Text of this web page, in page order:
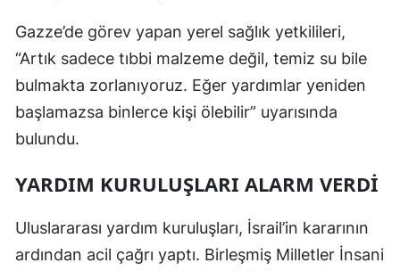
Ardahan
Iğdır
Yalova
Kilis
Düzce
Gazze’de görev yapan yerel sağlık yetkilileri,
“Artık sadece tıbbi malzeme değil, temiz su bile
bulmakta zorlanıyoruz. Eğer yardımlar yeniden
başlamazsa binlerce kişi ölebilir” uyarısında
bulundu.
YARDIM KURULUŞLARI ALARM VERDI
Uluslararası yardım kuruluşları, İsrail’in kararının
ardından acil çağrı yaptı. Birleşmiş Milletler İnsani